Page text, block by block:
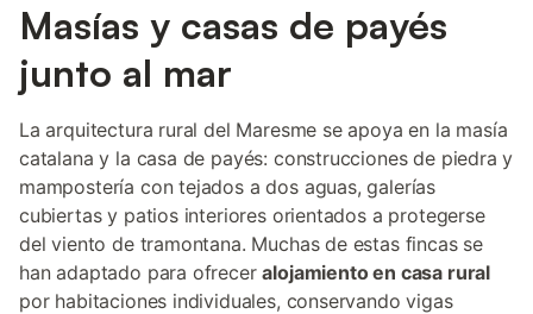
Masías y casas de payés
junto al mar
La arquitectura rural del Maresme se apoya en la masía
catalana y la casa de payés: construcciones de piedra y
mampostería con tejados a dos aguas, galerías
cubiertas y patios interiores orientados a protegerse
del viento de tramontana. Muchas de estas fincas se
han adaptado para ofreceralojamiento en casa rural
por habitaciones individuales, conservando vigas